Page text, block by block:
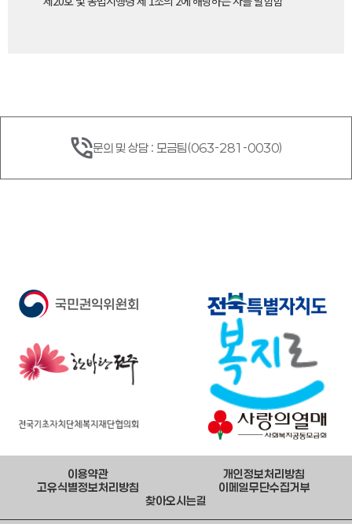
문의 및 상담 : 모금팀(063-281-0030)
이용약관
개인정보처리방침
고유식별정보처리방침
이메일무단수집거부
찾아오시는길